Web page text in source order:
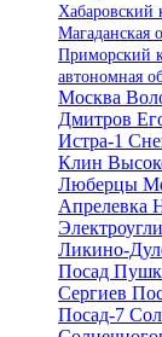
Хабаровский
Магаданская
Приморский
автономная
Москва
Дмитров
Истра-1
Клин
Люберцы
Апрелевка
Электроугли
Ликино-
Посад
Сергиев
Посад-7